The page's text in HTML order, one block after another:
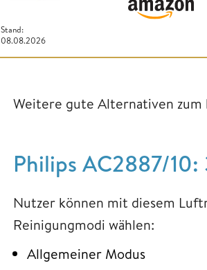
Stand:
08.08.2026
Weitere gute Alternativen
Philips AC2887/
Nutzer können mit diesem
Reinigungmodi wählen:
Allgemeiner Modus